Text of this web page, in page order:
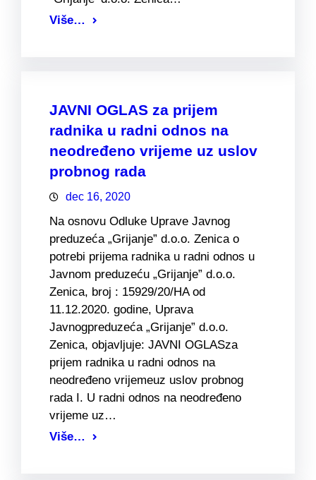
Više…
JAVNI OGLAS za prijem
radnika u radni odnos na
neodređeno vrijeme uz uslov
probnog rada
dec 16, 2020
Na osnovu Odluke Uprave Javnog
preduzeća „Grijanje” d.o.o. Zenica o
potrebi prijema radnika u radni odnos u
Javnom preduzeću „Grijanje” d.o.o.
Zenica, broj : 15929/20/HA od
11.12.2020. godine, Uprava
Javnogpreduzeća „Grijanje” d.o.o.
Zenica, objavljuje: JAVNI OGLASza
prijem radnika u radni odnos na
neodređeno vrijemeuz uslov probnog
rada I. U radni odnos na neodređeno
vrijeme uz…
Više…